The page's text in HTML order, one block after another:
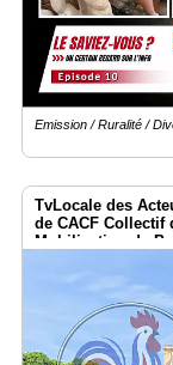
Emission / Ruralité /
TvLocale des
de CACF Collectif
Mobilisation de